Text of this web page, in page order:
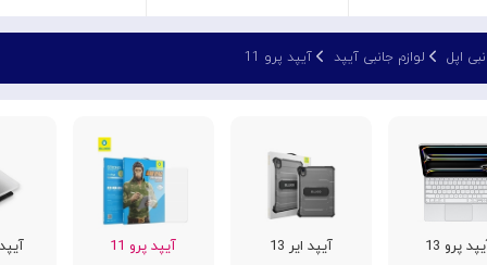
اپل لوازم جانبی آیپد آیپد پرو 11
پرو 13 آیپد ایر 13 آیپد پرو 11 آیپد